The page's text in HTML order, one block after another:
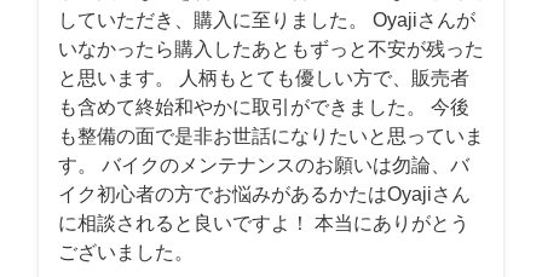
していただき、購入に至りました。 Oyajiさんが
いなかったら購入したあともずっと不安が残った
と思います。 人柄もとても優しい方で、販売者
も含めて終始和やかに取引ができました。 今後
も整備の面で是非お世話になりたいと思っていま
す。 バイクのメンテナンスのお願いは勿論、バ
イク初心者の方でお悩みがあるかたはOyajiさん
に相談されると良いですよ！ 本当にありがとう
ございました。